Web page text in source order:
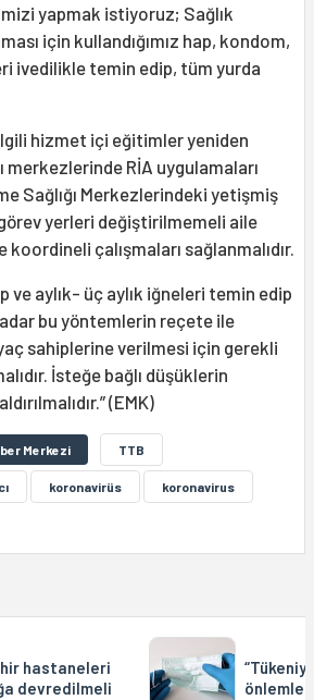
yapmak istiyoruz; Sağlık
için kullandığımız hap, kondom,
ivedilikle temin edip, tüm yurda
hizmet içi eğitimler yeniden
merkezlerinde RİA uygulamaları
Sağlığı Merkezlerindeki yetişmiş
yerleri değiştirilmemeli aile
koordineli çalışmaları sağlanmalıdır.
ve aylık- üç aylık iğneleri temin edip
bu yöntemlerin reçete ile
sahiplerine verilmesi için gerekli
İsteğe bağlı düşüklerin
(EMK)
Merkezi TTB
koronavirüs koronavirus
hastaneleri
devredilmeli
önlemler